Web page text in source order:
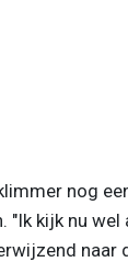
nog
"Ik kijk nu wel
naar